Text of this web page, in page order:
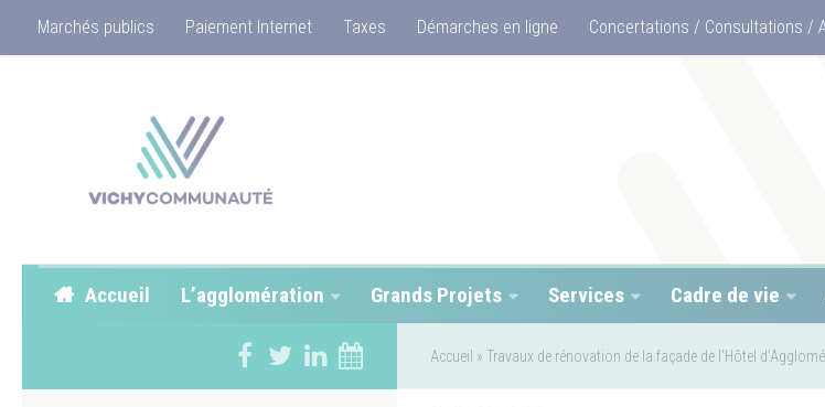
Marchés publics Paiement Internet Taxes Démarches en ligne Concertations / Consultations /
Accueil L’agglomération Grands Projets Services Cadre de vie
Accueil » Travaux de rénovation de la façade de l’Hôtel